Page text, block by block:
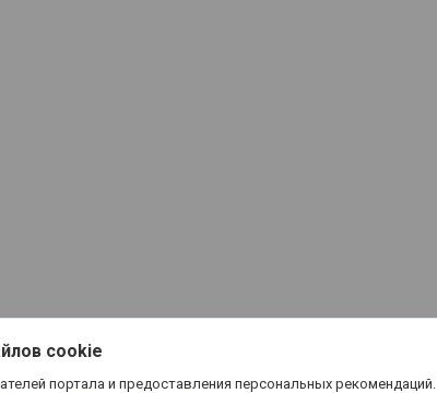
cookie
портала и предоставления персональных рекомендаций.